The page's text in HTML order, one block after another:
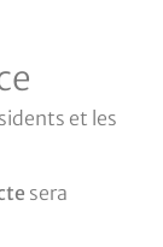
et les
sera